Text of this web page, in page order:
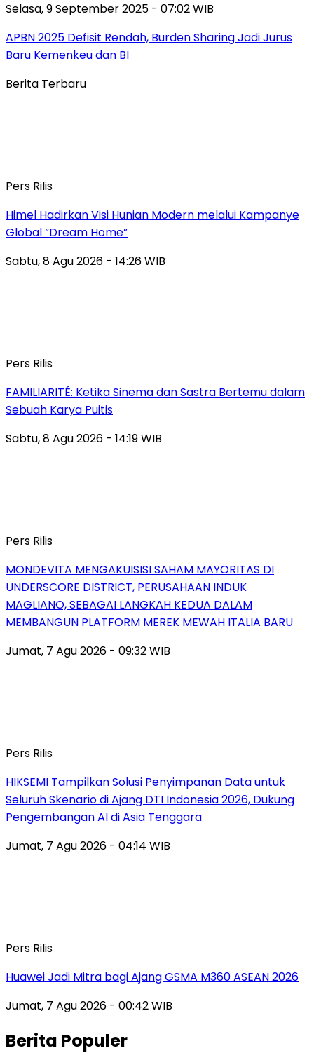
Selasa, 9 September 2025 - 07:02 WIB
APBN 2025 Defisit Rendah, Burden Sharing Jadi Jurus
Baru Kemenkeu dan BI
Berita Terbaru
Pers Rilis
Himel Hadirkan Visi Hunian Modern melalui Kampanye
Global “Dream Home”
Sabtu, 8 Agu 2026 - 14:26 WIB
Pers Rilis
FAMILIARITÉ: Ketika Sinema dan Sastra Bertemu dalam
Sebuah Karya Puitis
Sabtu, 8 Agu 2026 - 14:19 WIB
Pers Rilis
MONDEVITA MENGAKUISISI SAHAM MAYORITAS DI
UNDERSCORE DISTRICT, PERUSAHAAN INDUK
MAGLIANO, SEBAGAI LANGKAH KEDUA DALAM
MEMBANGUN PLATFORM MEREK MEWAH ITALIA BARU
Jumat, 7 Agu 2026 - 09:32 WIB
Pers Rilis
HIKSEMI Tampilkan Solusi Penyimpanan Data untuk
Seluruh Skenario di Ajang DTI Indonesia 2026, Dukung
Pengembangan AI di Asia Tenggara
Jumat, 7 Agu 2026 - 04:14 WIB
Pers Rilis
Huawei Jadi Mitra bagi Ajang GSMA M360 ASEAN 2026
Jumat, 7 Agu 2026 - 00:42 WIB
Berita Populer